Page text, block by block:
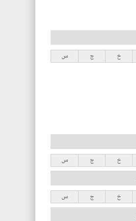
خ ج س
خ ج س
خ ج س